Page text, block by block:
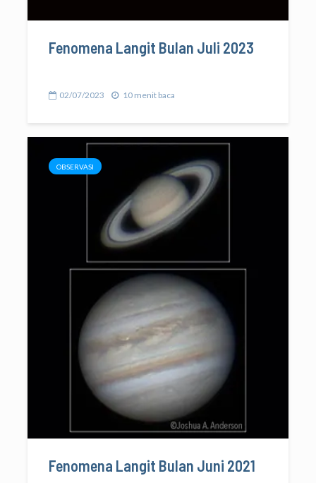
Fenomena Langit Bulan Juli 2023
02/07/2023 10 menit baca
OBSERVASI
Fenomena Langit Bulan Juni 2021